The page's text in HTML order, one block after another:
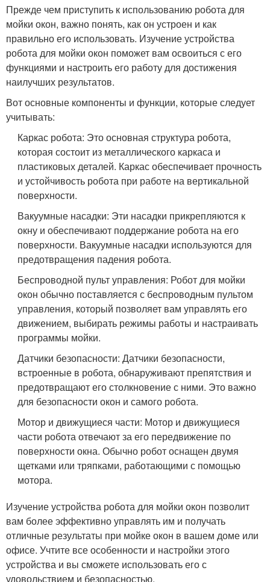
Прежде чем приступить к использованию робота для
мойки окон, важно понять, как он устроен и как
правильно его использовать. Изучение устройства
робота для мойки окон поможет вам освоиться с его
функциями и настроить его работу для достижения
наилучших результатов.
Вот основные компоненты и функции, которые следует
учитывать:
Каркас робота: Это основная структура робота,
которая состоит из металлического каркаса и
пластиковых деталей. Каркас обеспечивает прочность
и устойчивость робота при работе на вертикальной
поверхности.
Вакуумные насадки: Эти насадки прикрепляются к
окну и обеспечивают поддержание робота на его
поверхности. Вакуумные насадки используются для
предотвращения падения робота.
Беспроводной пульт управления: Робот для мойки
окон обычно поставляется с беспроводным пультом
управления, который позволяет вам управлять его
движением, выбирать режимы работы и настраивать
программы мойки.
Датчики безопасности: Датчики безопасности,
встроенные в робота, обнаруживают препятствия и
предотвращают его столкновение с ними. Это важно
для безопасности окон и самого робота.
Мотор и движущиеся части: Мотор и движущиеся
части робота отвечают за его передвижение по
поверхности окна. Обычно робот оснащен двумя
щетками или тряпками, работающими с помощью
мотора.
Изучение устройства робота для мойки окон позволит
вам более эффективно управлять им и получать
отличные результаты при мойке окон в вашем доме или
офисе. Учтите все особенности и настройки этого
устройства и вы сможете использовать его с
удовольствием и безопасностью.